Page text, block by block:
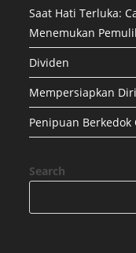
Saat Hati Terluka:
Menemukan
Dividen
Mempersiapkan
Penipuan Berkedok
Search